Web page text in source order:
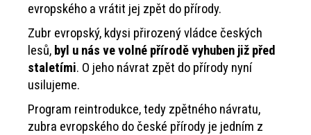
evropského a vrátit jej zpět do přírody.
Zubr evropský, kdysi přirozený vládce českých
lesů, byl u nás ve volné přírodě vyhuben již před
staletími. O jeho návrat zpět do přírody nyní
usilujeme.
Program reintrodukce, tedy zpětného návratu,
zubra evropského do české přírody je jedním z